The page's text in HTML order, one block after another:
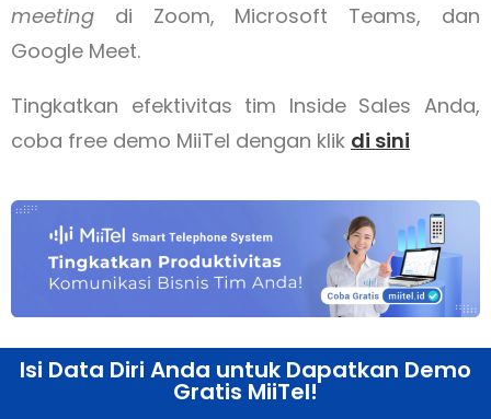
meeting di Zoom, Microsoft Teams, dan
Google Meet.
Tingkatkan efektivitas tim Inside Sales Anda,
coba free demo MiiTel dengan klik di sini
Isi Data Diri Anda untuk Dapatkan Demo
Gratis MiiTel!